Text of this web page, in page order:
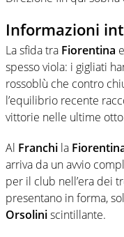
Informazioni
La sfida tra Fiorentina e
spesso viola: i gigliati
rossoblù che contro
l’equilibrio recente
vittorie nelle ultime
Al Franchi la
arriva da un avvio
per il club nell’era dei
presentano in forma,
Orsoliniscintillante.